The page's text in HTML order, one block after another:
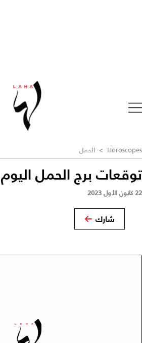
Horoscopes
> الحمل
توقعات برج الحمل اليوم 22/12/2023
22 كانون الأول 2023
شارك